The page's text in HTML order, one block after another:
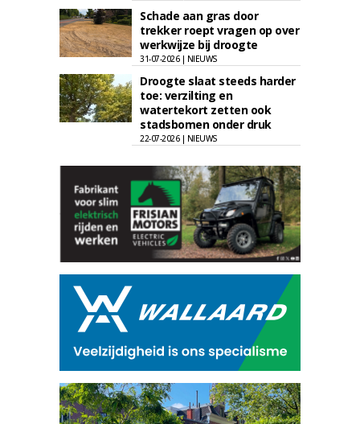
Schade aan gras door
trekker roept vragen op over
werkwijze bij droogte
31-07-2026 | NIEUWS
Droogte slaat steeds harder
toe: verzilting en
watertekort zetten ook
stadsbomen onder druk
22-07-2026 | NIEUWS